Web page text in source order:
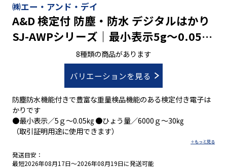
㈱エー・アンド・デイ
A&D 検定付 防塵・防水 デジタルはかり
SJ-AWPシリーズ｜最小表示5g～0.05㎏
ひょう量6000g～30㎏
8種類の商品があります
バリエーションを見る
防塵防水機能付きで豊富な重量検品機能のある検定付き電子は
かりです
●最小表示／5ｇ～0.05㎏ ●ひょう量／6000ｇ～30㎏
（取引証明用途に使用できます）
発送目安：
最短2026年08月17日～2026年08月19日に発送可能